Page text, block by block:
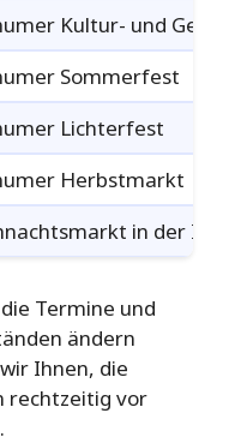
Kultur- und
Sommerfest
Lichterfest
Herbstmarkt
in der
Termine und
ändern
Ihnen, die
rechtzeitig vor